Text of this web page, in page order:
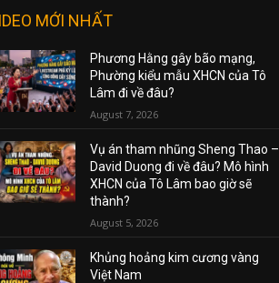
MỚI NHẤT
Phương Hằng gây bão mạng,
Phường kiểu mẫu XHCN của Tô
Lâm đi về đâu?
August 7, 2026
Vụ án tham nhũng Sheng Thao –
David Duong đi về đâu? Mô hình
XHCN của Tô Lâm bao giờ sẽ
thành?
August 5, 2026
Khủng hoảng kim cương vàng
Việt Nam